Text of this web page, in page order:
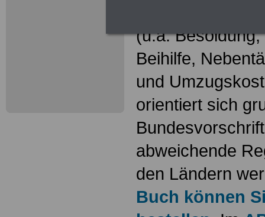
(u.a.
Beihilfe,
und
orientiert sich
abweichende
den Ländern
Buch können